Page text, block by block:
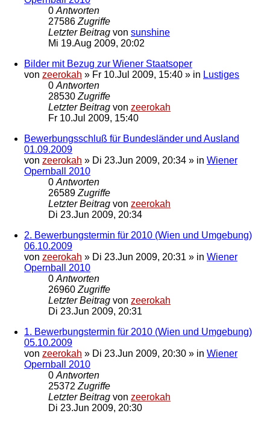
0 Antworten
27586 Zugriffe
Letzter Beitrag von sunshine
Mi 19.Aug 2009, 20:02
Bilder mit Bezug zur Wiener Staatsoper
von zeerokah » Fr 10.Jul 2009, 15:40 » in Lustiges
0 Antworten
28530 Zugriffe
Letzter Beitrag von zeerokah
Fr 10.Jul 2009, 15:40
Bewerbungsschluß für Bundesländer und Ausland
01.09.2009
von zeerokah » Di 23.Jun 2009, 20:34 » in Wiener
Opernball 2010
0 Antworten
26589 Zugriffe
Letzter Beitrag von zeerokah
Di 23.Jun 2009, 20:34
2. Bewerbungstermin für 2010 (Wien und Umgebung)
06.10.2009
von zeerokah » Di 23.Jun 2009, 20:31 » in Wiener
Opernball 2010
0 Antworten
26960 Zugriffe
Letzter Beitrag von zeerokah
Di 23.Jun 2009, 20:31
1. Bewerbungstermin für 2010 (Wien und Umgebung)
05.10.2009
von zeerokah » Di 23.Jun 2009, 20:30 » in Wiener
Opernball 2010
0 Antworten
25372 Zugriffe
Letzter Beitrag von zeerokah
Di 23.Jun 2009, 20:30